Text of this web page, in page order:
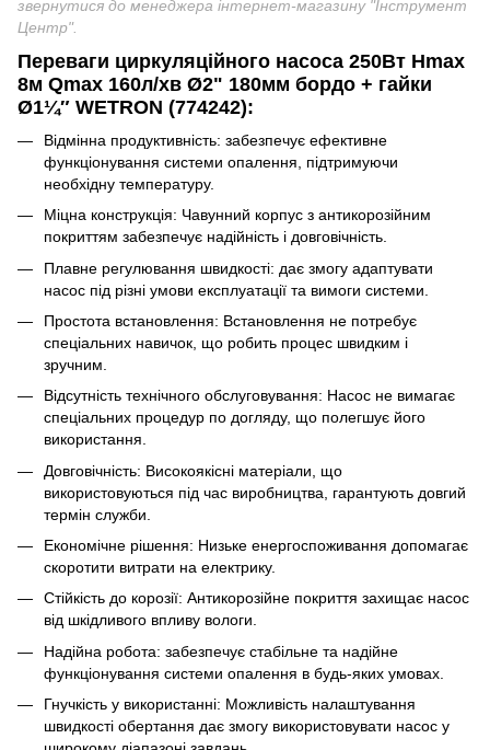
звернутися до менеджера інтернет-магазину "Інструмент
Центр".
Переваги циркуляційного насоса 250Вт Hmax
8м Qmax 160л/хв Ø2" 180мм бордо + гайки
Ø1¼″ WETRON (774242):
Відмінна продуктивність: забезпечує ефективне
функціонування системи опалення, підтримуючи
необхідну температуру.
Міцна конструкція: Чавунний корпус з антикорозійним
покриттям забезпечує надійність і довговічність.
Плавне регулювання швидкості: дає змогу адаптувати
насос під різні умови експлуатації та вимоги системи.
Простота встановлення: Встановлення не потребує
спеціальних навичок, що робить процес швидким і
зручним.
Відсутність технічного обслуговування: Насос не вимагає
спеціальних процедур по догляду, що полегшує його
використання.
Довговічність: Високоякісні матеріали, що
використовуються під час виробництва, гарантують довгий
термін служби.
Економічне рішення: Низьке енергоспоживання допомагає
скоротити витрати на електрику.
Стійкість до корозії: Антикорозійне покриття захищає насос
від шкідливого впливу вологи.
Надійна робота: забезпечує стабільне та надійне
функціонування системи опалення в будь-яких умовах.
Гнучкість у використанні: Можливість налаштування
швидкості обертання дає змогу використовувати насос у